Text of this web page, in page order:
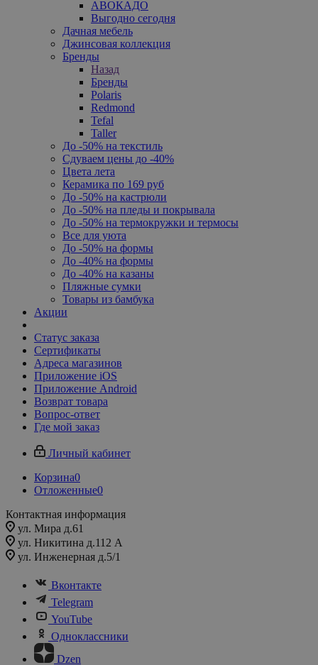
АВОКАДО
Выгодно сегодня
Дачная мебель
Джинсовая коллекция
Бренды
Назад
Бренды
Polaris
Redmond
Tefal
Taller
До -50% на текстиль
Сдуваем цены до -40%
Цвета лета
Керамика по 169 руб
До -50% на кастрюли
До -50% на пледы и покрывала
До -50% на термокружки и термосы
Все для уюта
До -50% на формы
До -40% на формы
До -40% на казаны
Пляжные сумки
Товары из бамбука
Акции
Статус заказа
Сертификаты
Адреса магазинов
Приложение iOS
Приложение Android
Возврат товара
Вопрос-ответ
Где мой заказ
Личный кабинет
Корзина0
Отложенные0
Контактная информация
ул. Мира д.61
ул. Никитина д.112 А
ул. Инженерная д.5/1
Вконтакте
Telegram
YouTube
Одноклассники
Dzen